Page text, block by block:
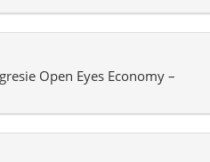
Open Eyes Economy –